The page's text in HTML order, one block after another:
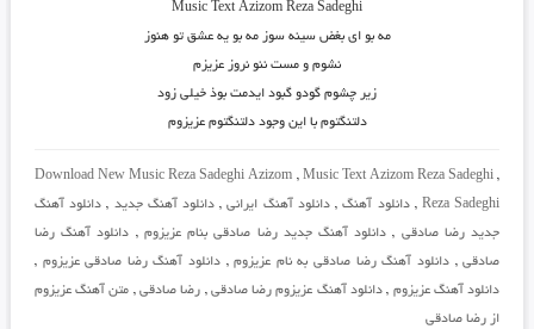
Music Text Azizom Reza Sadeghi
مه بو ای بغض سینه سوز مه بو یه عشق تو هنوز
نشوم و مست ننو نروز عزیزم
زیر چشوم گودو گبود ایدمت بوذ خیلی زود
دلتنگتوم با این وجود دلتنگتوم عزیزوم
Download New Music Reza Sadeghi Azizom , Music Text Azizom Reza Sadeghi ,
Reza Sadeghi
,دانلود آهنگ,دانلود آهنگ ایرانی,دانلود آهنگ جدید , دانلود آهنگ
جدید رضا صادقی , دانلود آهنگ جدید رضا صادقی بنام عزیزوم , دانلود آهنگ رضا
صادقی,دانلود آهنگ رضا صادقی به نام عزیزوم,دانلود آهنگ رضا صادقی عزیزوم ,
دانلود آهنگ عزیزوم , دانلود آهنگ عزیزوم رضا صادقی , رضا صادقی, متن آهنگ عزیزوم
از رضا صادقی